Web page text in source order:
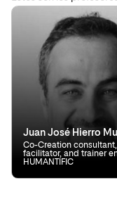
Juan José Hierro
Co-Creation consultant,
facilitator, and trainer
HUMANTIFIC